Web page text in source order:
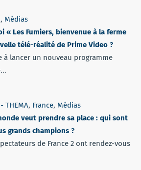
, Médias
« Les Fumiers, bienvenue à la ferme
télé-réalité de Prime Video ?
à lancer un nouveau programme
THEMA, France, Médias
veut prendre sa place : qui sont
grands champions ?
de France 2 ont rendez-vous